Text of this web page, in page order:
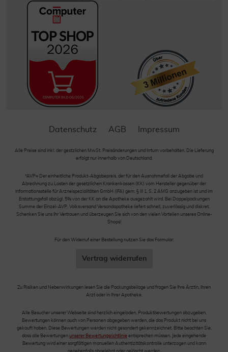
Datenschutz AGB Impressum
Alle Preise sind inkl. der gestzlichen MwSt. Preisänderungen und Irrtum vorbehalten. Die Lieferung
erfolgt nur innerhalb von Deutschland.
*AVP= Der einheitliche Produkt-Abgabepreis, der für den Ausnahmefall der Abgabe und
Abrechnung zu Lasten der gesetzlichen Krankenkassen (KK) vom Hersteller gegenüber der
Informationsstelle für Arzneispezialitäten GmbH (IFA) gem. § III 1, S. 2 AMG anzugeben ist und im
Erstattungsfall abzügl. 5% von der KK an die Apotheke ausgezahlt wird. Bei Doppelpackungen
Summe der Einzel-AVP. Volksversand Versandapotheke liefert schnell, zuverlässig und diskret.
Schenken Sie uns Ihr Vertrauen und überzeugen Sie sich von den vielen Vorteilen unseres Online-
Shops!
Für den Widerruf einer Bestellung nutzen Sie das Formular:
Vertrag widerrufen
Zu Risiken und Nebenwirkungen lesen Sie die Packungsbeilage und fragen Sie Ihre Ärztin, Ihren
Arzt oder in Ihrer Apotheke.
Alle Besucher unserer Webseite sind herzlich eingeladen, Produktbewertungen abzugeben.
Bewertungen können auch von Personen abgegeben werden, die das Produkt nicht bei uns
gekauft haben. Diese Bewertungen werden nicht gesondert gekennzeichnet. Bitte beachten Sie,
dass alle Bewertungen unserer Bewertungsrichtlinie entsprechen müssen. Jede eingehende
Bewertung wird einer sorgfältigen manuellen Authentizitätskontrolle unterzogen und kann